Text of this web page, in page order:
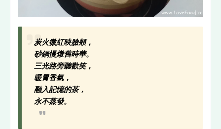
炭火微紅映臉頰，
砂鍋慢燉舊時華。
三光路旁聽歡笑，
暖胃香氣，
融入記憶的茶，
永不蒸發。